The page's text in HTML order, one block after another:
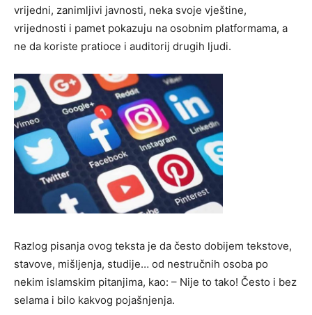
vrijedni, zanimljivi javnosti, neka svoje vještine,
vrijednosti i pamet pokazuju na osobnim platformama, a
ne da koriste pratioce i auditorij drugih ljudi.
Razlog pisanja ovog teksta je da često dobijem tekstove,
stavove, mišljenja, studije… od nestručnih osoba po
nekim islamskim pitanjima, kao: – Nije to tako! Često i bez
selama i bilo kakvog pojašnjenja.